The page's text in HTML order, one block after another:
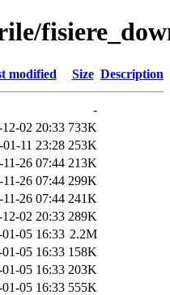
modified Size Description
-
12-02 20:33 733K
01-11 23:28 253K
11-26 07:44 213K
11-26 07:44 299K
11-26 07:44 241K
12-02 20:33 289K
01-05 16:33 2.2M
01-05 16:33 158K
01-05 16:33 203K
01-05 16:33 555K